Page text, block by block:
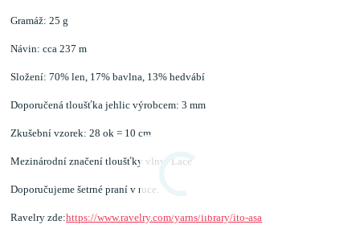
Gramáž: 25 g
Návin: cca 237 m
Složení: 70% len, 17% bavlna, 13% hedvábí
Doporučená tloušťka jehlic výrobcem: 3 mm
Zkušební vzorek: 28 ok = 10 cm
Mezinárodní značení tloušťky vlny: Lace
Doporučujeme šetrné praní v ruce.
Ravelry zde:https://www.ravelry.com/yarns/library/ito-asa